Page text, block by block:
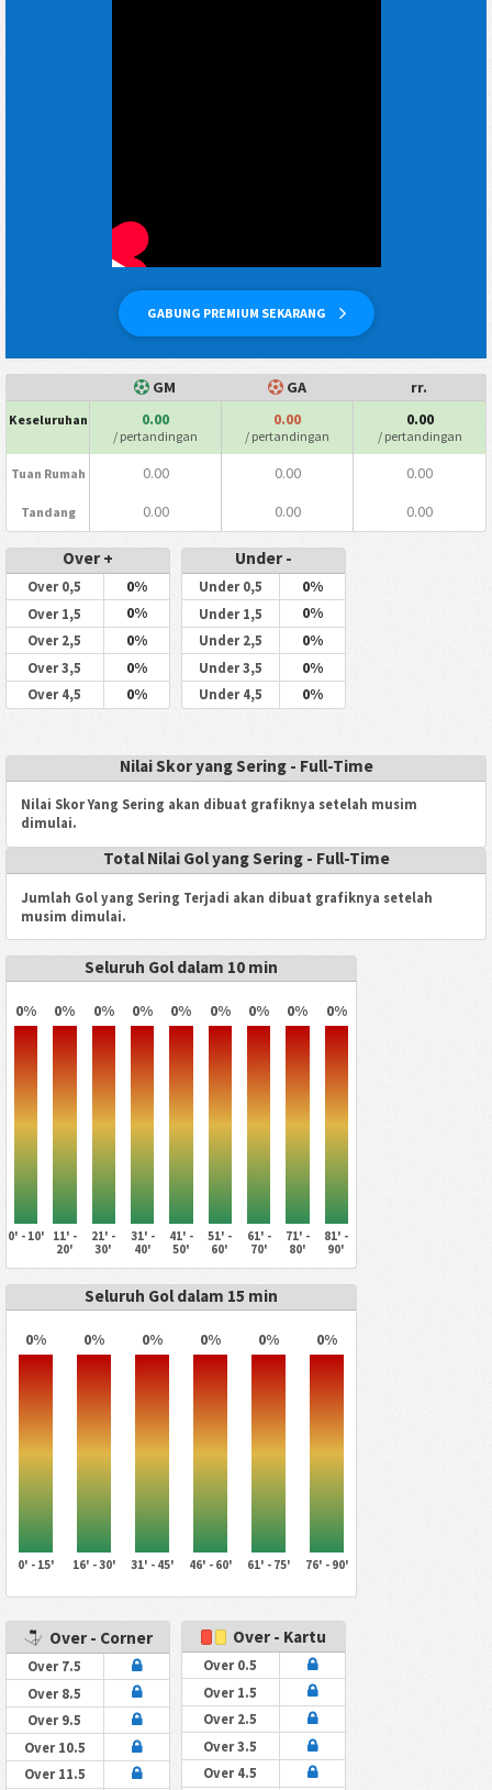
GABUNG PREMIUM SEKARANG
GM GA rr.
Keseluruhan 0.00
/ pertandingan
0.00
/ pertandingan
0.00
/ pertandingan
Tuan Rumah 0.00 0.00 0.00
Tandang 0.00 0.00 0.00
Over +
Over 0,5 0%
Over 1,5 0%
Over 2,5 0%
Over 3,5 0%
Over 4,5 0%
Under -
Under 0,5 0%
Under 1,5 0%
Under 2,5 0%
Under 3,5 0%
Under 4,5 0%
Nilai Skor yang Sering - Full-Time
Nilai Skor Yang Sering akan dibuat grafiknya setelah musim
dimulai.
Total Nilai Gol yang Sering - Full-Time
Jumlah Gol yang Sering Terjadi akan dibuat grafiknya setelah
musim dimulai.
Seluruh Gol dalam 10 min
0% 0% 0% 0% 0% 0% 0% 0% 0%
0' - 10'
11' -
20'
21' -
30'
31' -
40'
41' -
50'
51' -
60'
61' -
70'
71' -
80'
81' -
90'
Seluruh Gol dalam 15 min
0% 0% 0% 0% 0% 0%
0' - 15' 16' - 30' 31' - 45' 46' - 60' 61' - 75' 76' - 90'
Over - Corner
Over 7.5
Over 8.5
Over 9.5
Over 10.5
Over 11.5
Over - Kartu
Over 0.5
Over 1.5
Over 2.5
Over 3.5
Over 4.5